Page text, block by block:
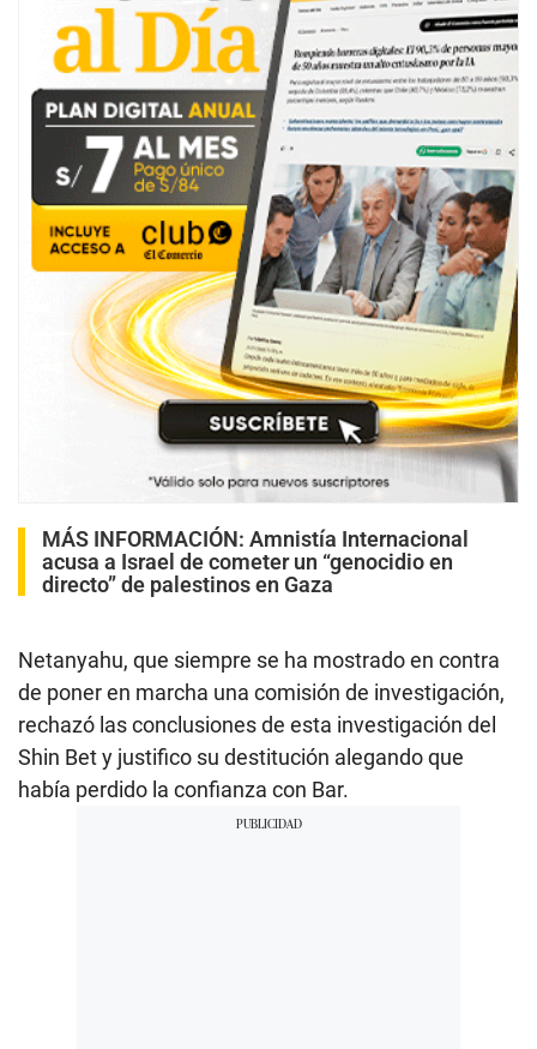
MÁS INFORMACIÓN: Amnistía Internacional
acusa a Israel de cometer un “genocidio en
directo” de palestinos en Gaza
Netanyahu, que siempre se ha mostrado en contra
de poner en marcha una comisión de investigación,
rechazó las conclusiones de esta investigación del
Shin Bet y justifico su destitución alegando que
había perdido la confianza con Bar.